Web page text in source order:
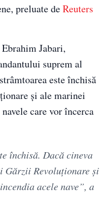
preluate deReuters
Jabari,
suprem al
este închisă
şi ale marinei
care vor încerca
închisă. Dacă cineva
Gărzii Revoluţionare şi
acele nave”, a